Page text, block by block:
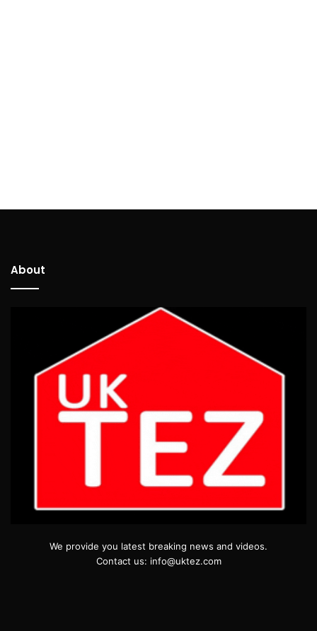
About
We provide you latest breaking news and videos.
Contact us: info@uktez.com